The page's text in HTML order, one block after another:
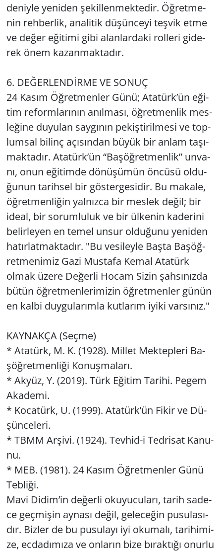
de­niy­le ye­ni­den şe­kil­len­mek­te­dir. Öğ­ret­me­
nin reh­ber­lik, ana­li­tik dü­şün­ce­yi teş­vik etme
ve değer eği­ti­mi gibi alan­lar­da­ki rol­le­ri gi­de­
rek önem ka­zan­mak­ta­dır.
6. DE­ĞER­LENDİRME VE SONUÇ
24 Kasım Öğ­ret­men­ler Günü; Ata­türk’ün eği­
tim re­form­la­rı­nın anıl­ma­sı, öğ­ret­men­lik mes­
le­ği­ne du­yu­lan say­gı­nın pe­kiş­ti­ril­me­si ve top­
lum­sal bi­linç açı­sın­dan büyük bir anlam ta­şı­
mak­ta­dır. Ata­türk’ün “Ba­şöğ­ret­men­lik” un­va­
nı, onun eği­tim­de dö­nü­şü­mün ön­cü­sü ol­du­
ğu­nun ta­rih­sel bir gös­ter­ge­si­dir. Bu ma­ka­le,
öğ­ret­men­li­ğin yal­nız­ca bir mes­lek değil; bir
ideal, bir so­rum­lu­luk ve bir ül­ke­nin ka­de­ri­ni
be­lir­le­yen en temel unsur ol­du­ğu­nu ye­ni­den
ha­tır­lat­mak­ta­dır. "Bu ve­si­ley­le Başta Ba­şöğ­
ret­me­ni­miz Gazi Mus­ta­fa Kemal Ata­türk
olmak üzere De­ğer­li Hocam Sizin şah­sı­nız­da
bütün öğ­ret­men­le­ri­mi­zin öğ­ret­men­ler günün
en kalbi duy­gu­la­rım­la kut­la­rım iyiki var­sı­nız."
KAY­NAK­ÇA (Seçme)
* Ata­türk, M. K. (1928). Mil­let Mek­tep­le­ri Ba­
şöğ­ret­men­li­ği Ko­nuş­ma­la­rı.
* Akyüz, Y. (2019). Türk Eği­tim Ta­ri­hi. Pegem
Aka­de­mi.
* Ko­ca­türk, U. (1999). Ata­türk’ün Fikir ve Dü­
şün­ce­le­ri.
* TBMM Ar­şi­vi. (1924). Tev­hid-i Ted­ri­sat Ka­nu­
nu.
* MEB. (1981). 24 Kasım Öğ­ret­men­ler Günü
Teb­li­ği.
Mavi Didim’in de­ğer­li oku­yu­cu­la­rı, tarih sa­de­
ce geç­mi­şin ay­na­sı değil, ge­le­ce­ğin pu­su­la­sı­
dır. Biz­ler de bu pu­su­la­yı iyi oku­ma­lı, ta­ri­hi­mi­
ze, ec­da­dı­mı­za ve on­la­rın bize bı­rak­tı­ğı onur­lu